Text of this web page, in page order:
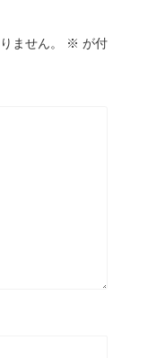
ません。 ※ が付